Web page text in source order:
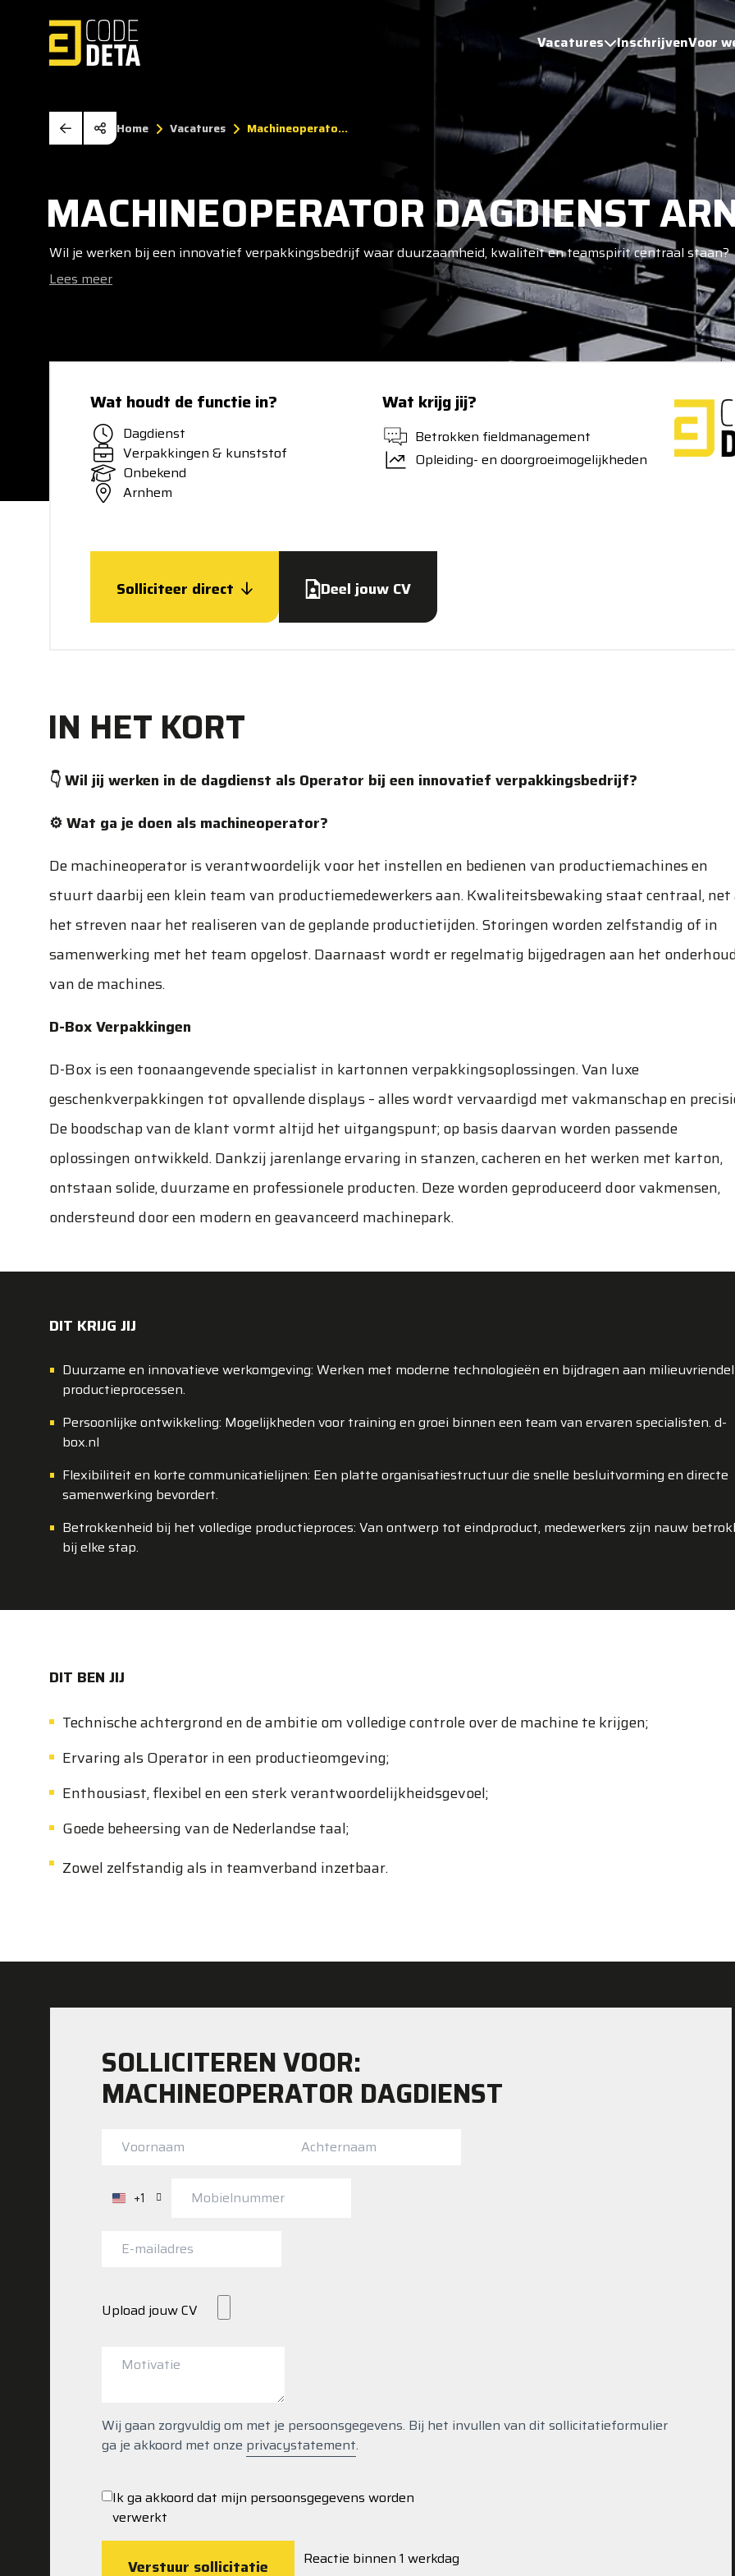
Vacatures InschrijvenVoor
Home Vacatures Machineoperato...
MACHINEOPERATOR DAGDIENST
Wil je werken bij een innovatief verpakkingsbedrijf waar duurzaamheid, kwaliteit en teamspirit centraal staan?
Lees meer
Wat houdt de functie in?
Dagdienst
Verpakkingen & kunststof
Onbekend
Arnhem
Wat krijg jij?
Betrokken fieldmanagement
Opleiding- en doorgroeimogelijkheden
Solliciteer direct Deel jouw CV
IN HET KORT
👇 Wil jij werken in de dagdienst als Operator bij een innovatief verpakkingsbedrijf?
⚙️ Wat ga je doen als machineoperator?
De machineoperator is verantwoordelijk voor het instellen en bedienen van productiemachines en
stuurt daarbij een klein team van productiemedewerkers aan. Kwaliteitsbewaking staat centraal, net
het streven naar het realiseren van de geplande productietijden. Storingen worden zelfstandig of in
samenwerking met het team opgelost. Daarnaast wordt er regelmatig bijgedragen aan het
van de machines.
D-Box Verpakkingen
D-Box is een toonaangevende specialist in kartonnen verpakkingsoplossingen. Van luxe
geschenkverpakkingen tot opvallende displays – alles wordt vervaardigd met vakmanschap en
De boodschap van de klant vormt altijd het uitgangspunt; op basis daarvan worden passende
oplossingen ontwikkeld. Dankzij jarenlange ervaring in stanzen, cacheren en het werken met karton,
ontstaan solide, duurzame en professionele producten. Deze worden geproduceerd door vakmensen,
ondersteund door een modern en geavanceerd machinepark.
DIT KRIJG JIJ
Duurzame en innovatieve werkomgeving: Werken met moderne technologieën en bijdragen aan
productieprocessen.
Persoonlijke ontwikkeling: Mogelijkheden voor training en groei binnen een team van ervaren specialisten. d-
box.nl
Flexibiliteit en korte communicatielijnen: Een platte organisatiestructuur die snelle besluitvorming en directe
samenwerking bevordert.
Betrokkenheid bij het volledige productieproces: Van ontwerp tot eindproduct, medewerkers zijn nauw
bij elke stap.
DIT BEN JIJ
Technische achtergrond en de ambitie om volledige controle over de machine te krijgen;
Ervaring als Operator in een productieomgeving;
Enthousiast, flexibel en een sterk verantwoordelijkheidsgevoel;
Goede beheersing van de Nederlandse taal;
Zowel zelfstandig als in teamverband inzetbaar.
SOLLICITEREN VOOR:
MACHINEOPERATOR DAGDIENST
Reactie binnen 1 werkdag
Verenigde
+1
+1
Upload jouw CV
Wij gaan zorgvuldig om met je persoonsgegevens. Bij het invullen van dit sollicitatieformulier
ga je akkoord met onze privacystatement.
Ik ga akkoord dat mijn persoonsgegevens worden
verwerkt
Verstuur sollicitatie